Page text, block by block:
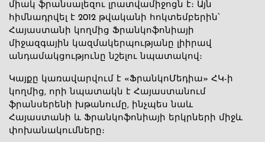
միակ ֆրանսալեզու լրատվամիջոցն է։ Այն
հիմնադրվել է 2012 թվականի հոկտեմբերին՝
Հայաստանի կողմից Ֆրանկոֆոնիայի
միջազգային կազմակերպությանը լիիրավ
անդամակցությունը նշելու նպատակով։
Կայքը կառավարվում է «ՖրանկոՄեդիա» ՀԿ-ի
կողմից, որի նպատակն է Հայաստանում
ֆրանսերենի խթանումը, ինչպես նաև
Հայաստանի և Ֆրանկոֆոնիայի երկրների միջև
փոխանակումները։